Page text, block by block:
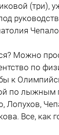
(три),
Можно
по
к
по лыжным
Лопухов,
Все, как